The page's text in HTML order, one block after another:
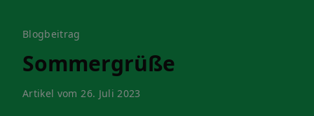
Blogbeitrag
Sommergrüße
Artikel vom 26. Juli 2023